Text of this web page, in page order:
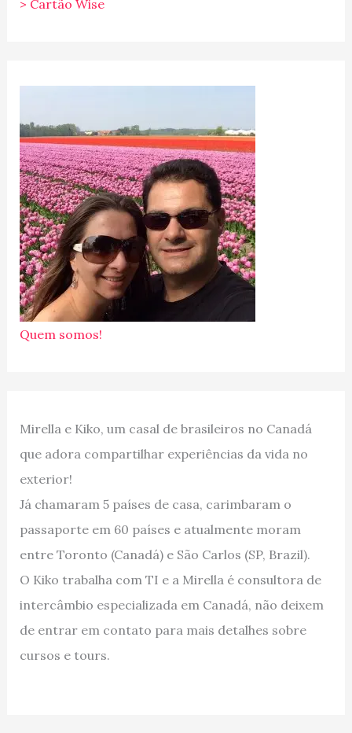
> Cartão Wise
Quem somos!
Mirella e Kiko, um casal de brasileiros no Canadá
que adora compartilhar experiências da vida no
exterior!
Já chamaram 5 países de casa, carimbaram o
passaporte em 60 países e atualmente moram
entre Toronto (Canadá) e São Carlos (SP, Brazil).
O Kiko trabalha com TI e a Mirella é consultora de
intercâmbio especializada em Canadá, não deixem
de entrar em contato para mais detalhes sobre
cursos e tours.